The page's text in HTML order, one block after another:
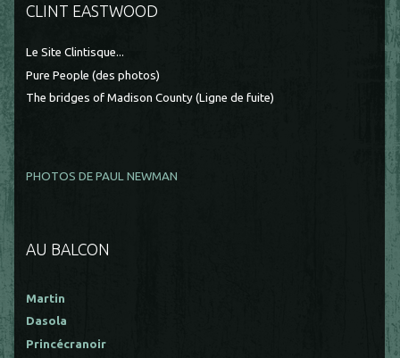
CLINT EASTWOOD
Le Site Clintisque...
Pure People (des photos)
The bridges of Madison County (Ligne de fuite)
PHOTOS DE PAUL NEWMAN
AU BALCON
Martin
Dasola
Princécranoir